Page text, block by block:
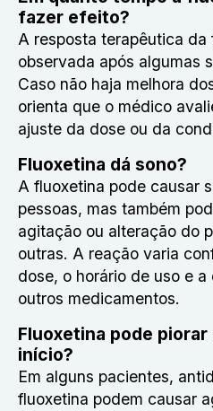
fazer efeito?
A resposta terapêutica
observada após algumas
Caso não haja melhora
orienta que o médico
ajuste da dose ou da
Fluoxetina dá sono?
A fluoxetina pode causar
pessoas, mas também
agitação ou alteração do
outras. A reação varia
dose, o horário de uso e
outros medicamentos.
Fluoxetina pode piorar
início?
Em alguns pacientes,
fluoxetina podem causar